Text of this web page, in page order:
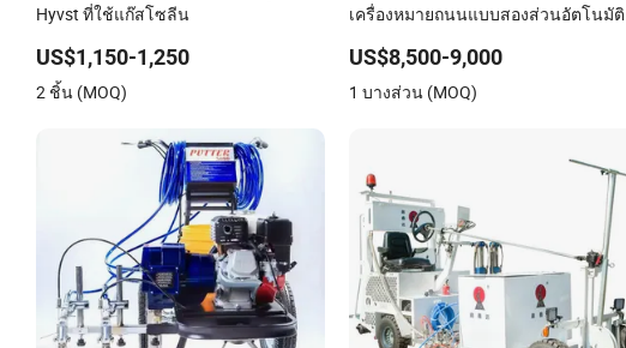
Hyvst ที่ใช้แก๊สโซลีน
US$1,150-1,250
2 ชิ้น (MOQ)
เครื่องหมายถนนแบบสองส่วนอัตโนมัติ
US$8,500-9,000
1 บางส่วน (MOQ)